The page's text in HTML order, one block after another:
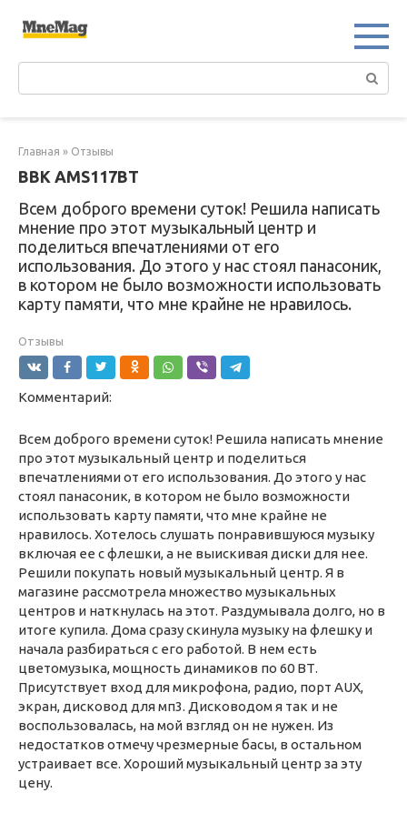
Главная » Отзывы
ВВК AMS117BT
Всем доброго времени суток! Решила написать
мнение про этот музыкальный центр и
поделиться впечатлениями от его
использования. До этого у нас стоял панасоник,
в котором не было возможности использовать
карту памяти, что мне крайне не нравилось.
Отзывы
Комментарий:
Всем доброго времени суток! Решила написать мнение
про этот музыкальный центр и поделиться
впечатлениями от его использования. До этого у нас
стоял панасоник, в котором не было возможности
использовать карту памяти, что мне крайне не
нравилось. Хотелось слушать понравившуюся музыку
включая ее с флешки, а не выискивая диски для нее.
Решили покупать новый музыкальный центр. Я в
магазине рассмотрела множество музыкальных
центров и наткнулась на этот. Раздумывала долго, но в
итоге купила. Дома сразу скинула музыку на флешку и
начала разбираться с его работой. В нем есть
цветомузыка, мощность динамиков по 60 ВТ.
Присутствует вход для микрофона, радио, порт AUX,
экран, дисковод для мп3. Дисководом я так и не
воспользовалась, на мой взгляд он не нужен. Из
недостатков отмечу чрезмерные басы, в остальном
устраивает все. Хороший музыкальный центр за эту
цену.